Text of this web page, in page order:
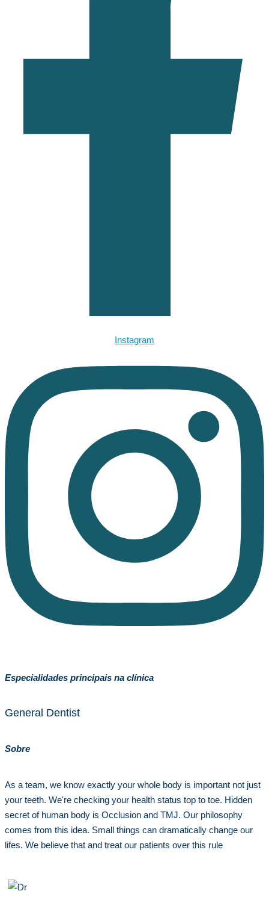
Instagram
Especialidades principais na clínica
General Dentist
Sobre
As a team, we know exactly your whole body is important not just
your teeth. We're checking your health status top to toe. Hidden
secret of human body is Occlusion and TMJ. Our philosophy
comes from this idea. Small things can dramatically change our
lifes. We believe that and treat our patients over this rule